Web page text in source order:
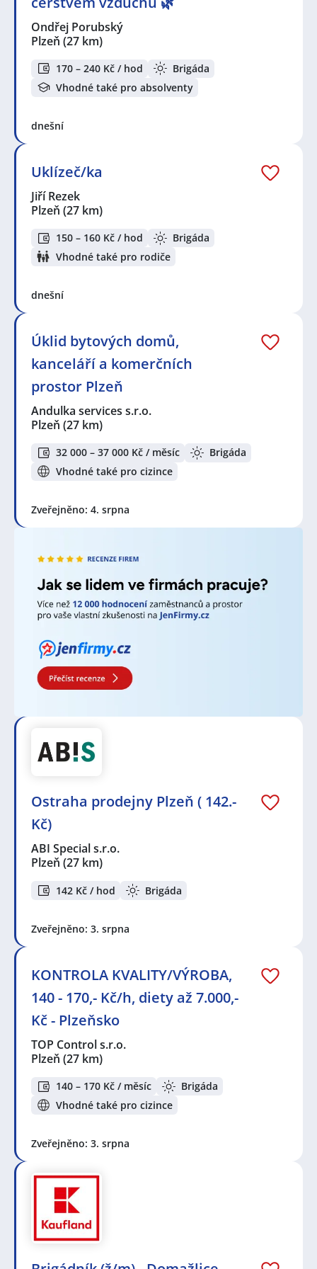
Seznam zobrazených firem s inzercí dle nastavené
filtrace:
KPK sport s.r.o.,TONER RL, spol. s r.o.
Special s.r.o.,TOP Control s.r.o.,Kaufland Česká
republika v.o.s.,První novinová společnost a.s.
Celá ČR,Plzeň
Ondřej Porubský
Plzeň (27 km)
170 – 240 Kč / hod
Brigáda
Vhodné také pro absolventy
dnešní
Uklízeč/ka
Jiří Rezek
Plzeň (27 km)
150 – 160 Kč / hod
Brigáda
Vhodné také pro rodiče
dnešní
Úklid bytových domů,
kanceláří a komerčních
prostor Plzeň
Andulka services s.r.o.
Plzeň (27 km)
32 000 – 37 000 Kč / měsíc
Brigáda
Vhodné také pro cizince
Zveřejněno: 4. srpna
Ostraha prodejny Plzeň ( 142.-
Kč)
ABI Special s.r.o.
Plzeň (27 km)
142 Kč / hod Brigáda
Zveřejněno: 3. srpna
KONTROLA KVALITY/VÝROBA,
140 - 170,- Kč/h, diety až 7.000,-
Kč - Plzeňsko
TOP Control s.r.o.
Plzeň (27 km)
140 – 170 Kč / měsíc
Brigáda
Vhodné také pro cizince
Zveřejněno: 3. srpna